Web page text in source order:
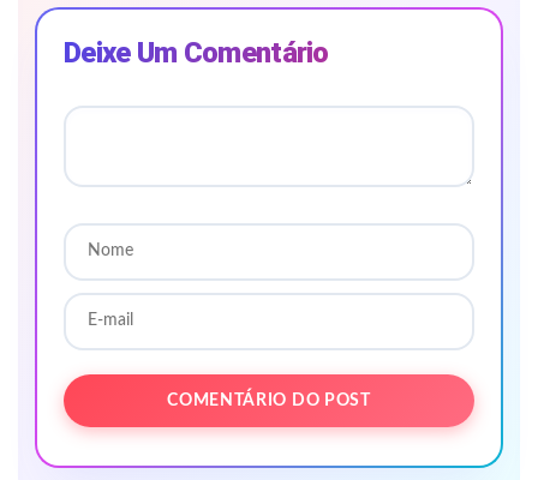
Deixe Um Comentário